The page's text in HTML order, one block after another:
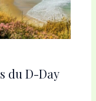
du D-Day